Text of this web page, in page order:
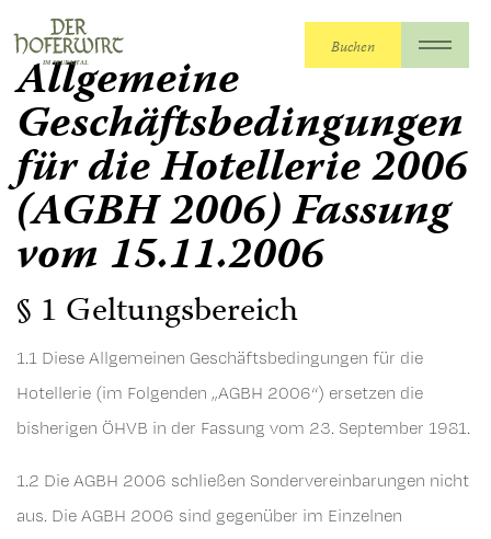
Buchen
Allgemeine
Geschäftsbedingungen
für die Hotellerie 2006
(AGBH 2006) Fassung
vom 15.11.2006
§ 1 Geltungsbereich
1.1 Diese Allgemeinen Geschäftsbedingungen für die
Hotellerie (im Folgenden „AGBH 2006“) ersetzen die
bisherigen ÖHVB in der Fassung vom 23. September 1981.
1.2 Die AGBH 2006 schließen Sondervereinbarungen nicht
aus. Die AGBH 2006 sind gegenüber im Einzelnen